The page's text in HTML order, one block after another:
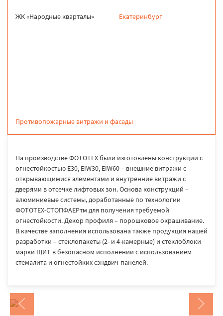
ЖК «Народные кварталы» Екатеринбург
Противопожарные витражи и фасады
На производстве ФОТОТЕХ были изготовлены конструкции с
огнестойкостью E30, EIW30, EIW60 – внешние витражи с
открывающимися элементами и внутренние витражи с
дверями в отсечке лифтовых зон. Основа конструкций –
алюминиевые системы, доработанные по технологии
ФОТОТЕХ-СТОПФАЕРтм для получения требуемой
огнестойкости. Декор профиля – порошковое окрашивание.
В качестве заполнения использована также продукция нашей
разработки – стеклопакеты (2- и 4-камерные) и стеклоблоки
марки ЩИТ в безопасном исполнении с использованием
стемалита и огнестойких сэндвич-панелей.